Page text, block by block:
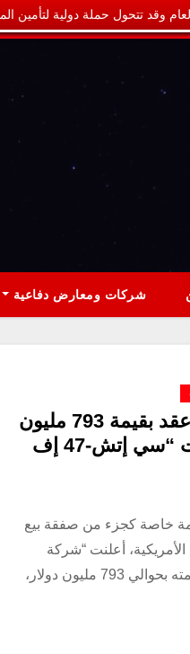
وقد تتحول حملة دولية لتأمين
شركات ومعارض دفاعية
“بوينغ” تحصل على عقد بقيمة 793 مليون
دولار لإنتاج مروحيات “سي إتش-47 إف
خاصة كجزء من صفقة بيع
الأمريكية، أعلنت “شركة
بوينغ” عن إبرام عقد تقدر قيمته بحوالي 793 مليون دولار،